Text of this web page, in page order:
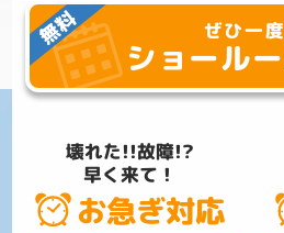
壊れた!!故障!?
早く来て！
お急ぎ対応
ぜひ一
ショール